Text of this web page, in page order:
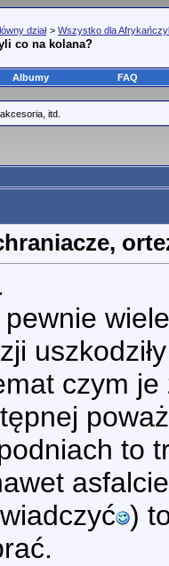
dział > Wszystko dla
co na kolana?
Albumy FAQ
itd.
czym
to
)